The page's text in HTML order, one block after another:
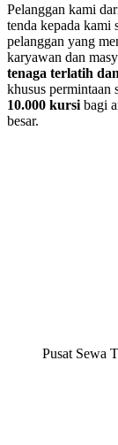
Pelanggan kami
tenda kepada kami
pelanggan yang
karyawan dan
tenaga terlatih
khusus
10.000 kursi bagi
besar.
Pusat Sewa